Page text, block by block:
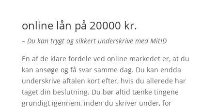
online lån på 20000 kr.
– Du kan trygt og sikkert underskrive med MitID
En af de klare fordele ved online markedet er, at du
kan ansøge og få svar samme dag. Du kan endda
underskrive aftalen kort efter, hvis du allerede har
taget din beslutning. Du bør altid tænke tingene
grundigt igennem, inden du skriver under, for